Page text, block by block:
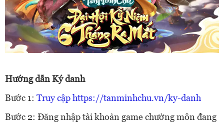
Hướng dẫn Ký danh
Bước 1: Truy cập https://tanminhchu.vn/ky-danh
Bước 2: Đăng nhập tài khoản game chưởng môn đang